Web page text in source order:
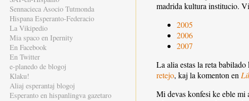
madrida kultura institucio.
2005
2006
2007
La alia estas la reta
retejo, kaj la komenton en
Mi devas konfesi ke eble mi
Sennacieca Asocio Tutmonda
Hispana Esperanto-Federacio
La Vikipedio
Mia spaco en Ipernity
En Facebook
En Twitter
e-planedo de blogoj
Klaku!
Aliaj esperantaj blogoj
Esperanto en hispanlingva gazetaro